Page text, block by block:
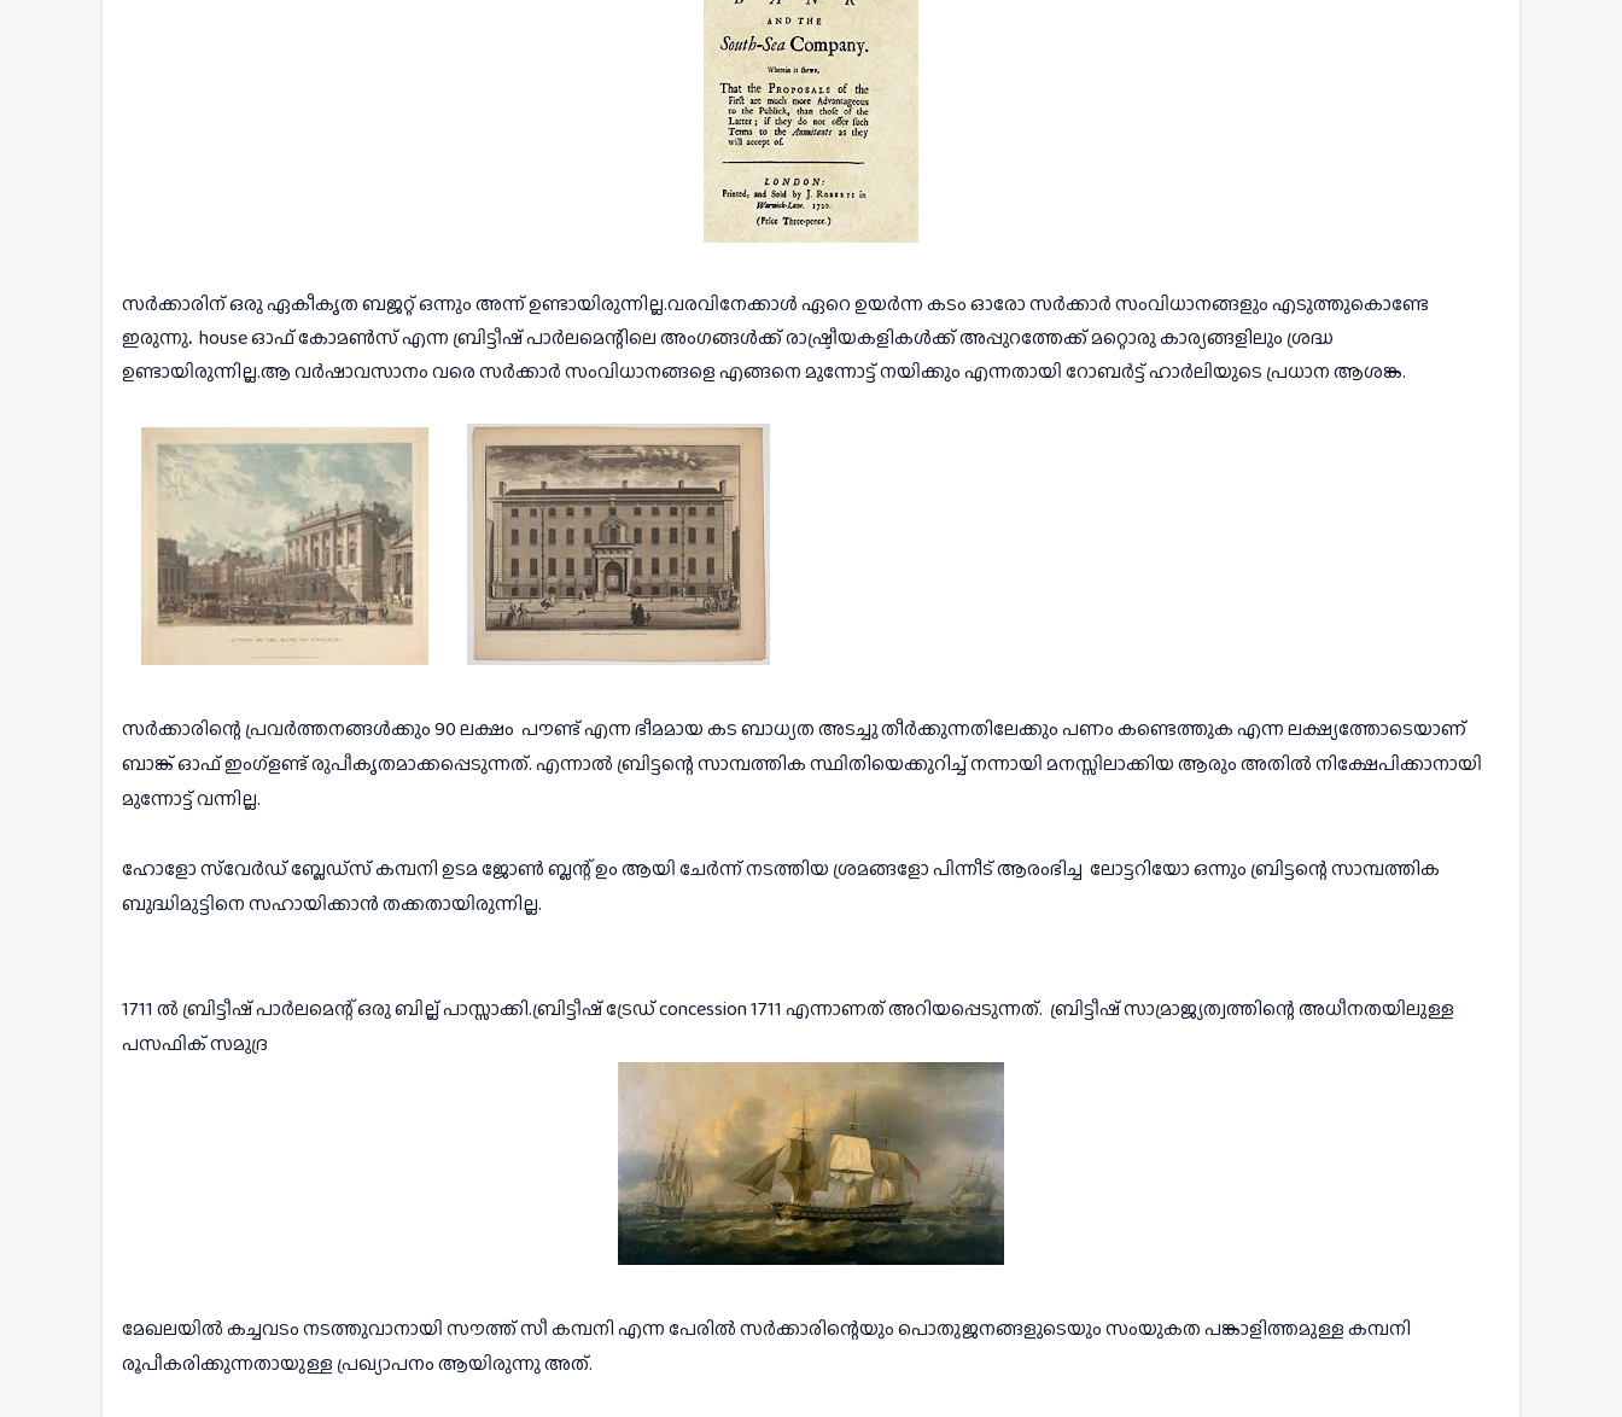
സർക്കാരിന് ഒരു ഏകീകൃത ബജറ്റ് ഒന്നും അന്ന് ഉണ്ടായിരുന്നില്ല.വരവിനേക്കാൾ ഏറെ ഉയർന്ന കടം ഓരോ സർക്കാർ സംവിധാനങ്ങളും എടുത്തുകൊണ്ടേ
ഇരുന്നു. house ഓഫ് കോമൺസ് എന്ന ബ്രിട്ടീഷ് പാർലമെന്റിലെ അംഗങ്ങൾക്ക് രാഷ്ട്രീയകളികൾക്ക് അപ്പുറത്തേക്ക് മറ്റൊരു കാര്യങ്ങളിലും ശ്രദ്ധ
ഉണ്ടായിരുന്നില്ല.ആ വർഷാവസാനം വരെ സർക്കാർ സംവിധാനങ്ങളെ എങ്ങനെ മുന്നോട്ട് നയിക്കും എന്നതായി റോബർട്ട് ഹാർലിയുടെ പ്രധാന ആശങ്ക.
സർക്കാരിന്റെ പ്രവർത്തനങ്ങൾക്കും 90 ലക്ഷം  പൗണ്ട് എന്ന ഭീമമായ കട ബാധ്യത അടച്ചു തീർക്കുന്നതിലേക്കും പണം കണ്ടെത്തുക എന്ന ലക്ഷ്യത്തോടെയാണ്
ബാങ്ക് ഓഫ് ഇംഗ്ളണ്ട് രുപീകൃതമാക്കപ്പെടുന്നത്.എന്നാൽ ബ്രിട്ടന്റെ സാമ്പത്തിക സ്ഥിതിയെക്കുറിച്ച് നന്നായി മനസ്സിലാക്കിയ ആരും അതിൽ നിക്ഷേപിക്കാനായി
മുന്നോട്ട് വന്നില്ല.
ഹോളോ സ്‌വേർഡ് ബ്ലേഡ്‌സ് കമ്പനി ഉടമ ജോൺ ബ്ലന്റ് ഉം ആയി ചേർന്ന് നടത്തിയ ശ്രമങ്ങളോ പിന്നീട് ആരംഭിച്ച  ലോട്ടറിയോ ഒന്നും ബ്രിട്ടന്റെ സാമ്പത്തിക
ബുദ്ധിമുട്ടിനെ സഹായിക്കാൻ തക്കതായിരുന്നില്ല.
1711 ൽ ബ്രിട്ടീഷ് പാർലമെന്റ് ഒരു ബില്ല് പാസ്സാക്കി.ബ്രിട്ടീഷ് ട്രേഡ് concession 1711 എന്നാണത് അറിയപ്പെടുന്നത്. ബ്രിട്ടീഷ് സാമ്രാജ്യത്വത്തിന്റെ അധീനതയിലുള്ള
പസഫിക് സമുദ്ര
മേഖലയിൽ കച്ചവടം നടത്തുവാനായി സൗത്ത് സീ കമ്പനി എന്ന പേരിൽ സർക്കാരിന്റെയും പൊതുജനങ്ങളുടെയും സംയുകത പങ്കാളിത്തമുള്ള കമ്പനി
രൂപീകരിക്കുന്നതായുള്ള പ്രഖ്യാപനം ആയിരുന്നു അത്.